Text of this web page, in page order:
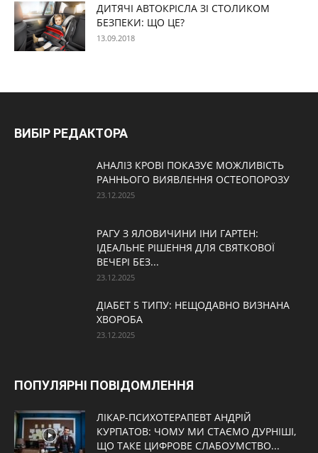
ДИТЯЧІ АВТОКРІСЛА ЗІ СТОЛИКОМ
БЕЗПЕКИ: ЩО ЦЕ?
13.09.2018
ВИБІР РЕДАКТОРА
АНАЛІЗ КРОВІ ПОКАЗУЄ МОЖЛИВІСТЬ
РАННЬОГО ВИЯВЛЕННЯ ОСТЕОПОРОЗУ
23.12.2025
РАГУ З ЯЛОВИЧИНИ ІНИ ГАРТЕН:
ІДЕАЛЬНЕ РІШЕННЯ ДЛЯ СВЯТКОВОЇ
ВЕЧЕРІ БЕЗ...
23.12.2025
ДІАБЕТ 5 ТИПУ: НЕЩОДАВНО ВИЗНАНА
ХВОРОБА
23.12.2025
ПОПУЛЯРНІ ПОВІДОМЛЕННЯ
ЛІКАР-ПСИХОТЕРАПЕВТ АНДРІЙ
КУРПАТОВ: ЧОМУ МИ СТАЄМО ДУРНІШІ,
ЩО ТАКЕ ЦИФРОВЕ СЛАБОУМСТВО...